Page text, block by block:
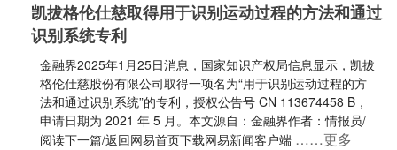
凯拔格伦仕慈取得用于识别运动过程的方法和通过
识别系统专利
金融界2025年1月25日消息，国家知识产权局信息显示，凯拔
格伦仕慈股份有限公司取得一项名为“用于识别运动过程的方
法和通过识别系统”的专利，授权公告号 CN 113674458 B，
申请日期为 2021 年 5 月。本文源自：金融界作者：情报员/
阅读下一篇/返回网易首页下载网易新闻客户端 ……更多